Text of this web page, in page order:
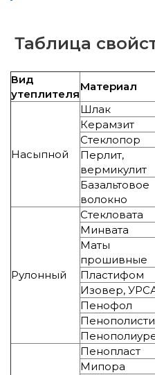
Таблица
Вид
утеплителя
Материал
Насыпной
Шлак
Керамзит
Стеклопор
Перлит,
вермикулит
Базальтовое
волокно
Рулонный
Стекловата
Минвата
Маты
прошивные
Пластифом
Изовер,
Пенофол
Пенопласт
Мипора